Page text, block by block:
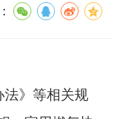
》等相关规